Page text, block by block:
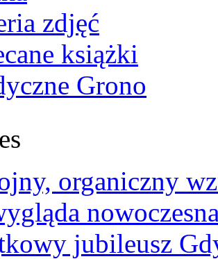
zdjęć
książki
Grono
organiczny
jubileusz